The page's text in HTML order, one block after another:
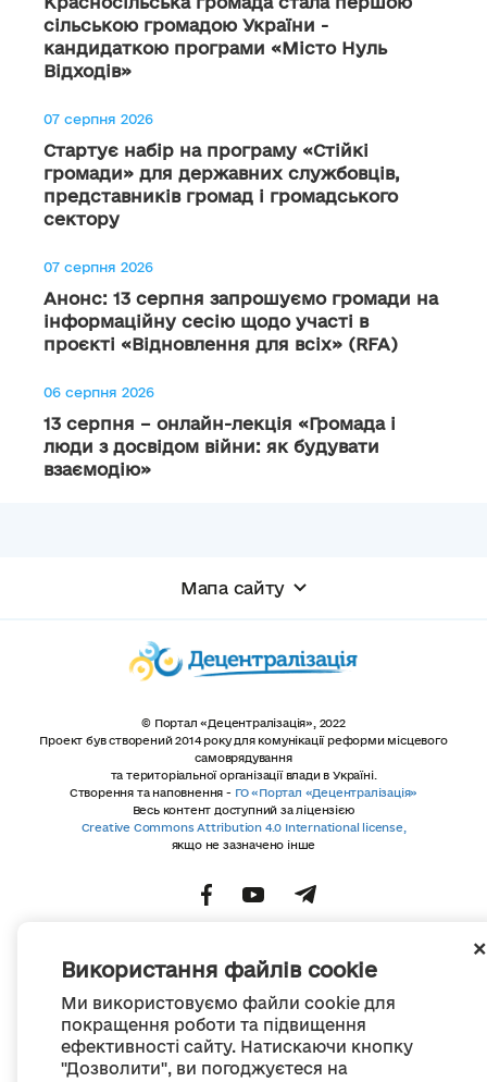
Використання файлів cookie
Ми використовуємо файли cookie для
покращення роботи та підвищення
ефективності сайту. Натискаючи кнопку
"Дозволити", ви погоджуєтеся на
сільською громадою України -
кандидаткою програми «Місто Нуль
Відходів»
07 серпня 2026
Стартує набір на програму «Стійкі
громади» для державних службовців,
представників громад і громадського
сектору
07 серпня 2026
Анонс: 13 серпня запрошуємо громади на
інформаційну сесію щодо участі в
проєкті «Відновлення для всіх» (RFA)
06 серпня 2026
13 серпня – онлайн-лекція «Громада і
люди з досвідом війни: як будувати
взаємодію»
Мапа сайту
© Портал «Децентралізація», 2022
Проект був створений 2014 року для комунікації реформи місцевого
самоврядування
та територіальної організації влади в Україні.
Створення та наповнення - ГО «Портал «Децентралізація»
Весь контент доступний за ліцензією
Creative Commons Attribution 4.0 International license,
якщо не зазначено інше